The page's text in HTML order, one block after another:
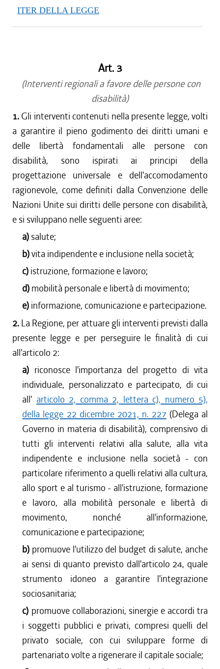
ITER DELLA LEGGE
Art. 3
(Interventi regionali a favore delle persone con
disabilità)
1. Gli interventi contenuti nella presente legge, volti
a garantire il pieno godimento dei diritti umani e
delle libertà fondamentali alle persone con
disabilità, sono ispirati ai principi della
progettazione universale e dell'accomodamento
ragionevole, come definiti dalla Convenzione delle
Nazioni Unite sui diritti delle persone con disabilità,
e si sviluppano nelle seguenti aree:
a) salute;
b)vita indipendente e inclusione nella società;
c) istruzione, formazione e lavoro;
d) mobilità personale e libertà di movimento;
e) informazione, comunicazione e partecipazione.
2. La Regione, per attuare gli interventi previsti dalla
presente legge e per perseguire le finalità di cui
all'articolo 2:
a) riconosce l'importanza del progetto di vita
individuale, personalizzato e partecipato, di cui
all' articolo 2, comma 2, lettera c), numero 5),
della legge 22 dicembre 2021, n. 227 (Delega al
Governo in materia di disabilità), comprensivo di
tutti gli interventi relativi alla salute, alla vita
indipendente e inclusione nella società - con
particolare riferimento a quelli relativi alla cultura,
allo sport e al turismo - all'istruzione, formazione
e lavoro, alla mobilità personale e libertà di
movimento, nonché all'informazione,
comunicazione e partecipazione;
b) promuove l'utilizzo del budget di salute, anche
ai sensi di quanto previsto dall'articolo 24, quale
strumento idoneo a garantire l'integrazione
sociosanitaria;
c) promuove collaborazioni, sinergie e accordi tra
i soggetti pubblici e privati, compresi quelli del
privato sociale, con cui sviluppare forme di
partenariato volte a rigenerare il capitale sociale;